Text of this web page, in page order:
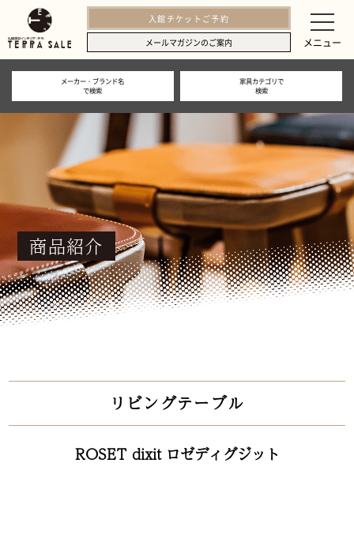
入館チケットご予約
メールマガジンのご案内
メーカー・ブランド名
で検索
家具カテゴリで
検索
商品紹介
リビングテーブル
ROSET dixit ロゼディグジット
メニュー